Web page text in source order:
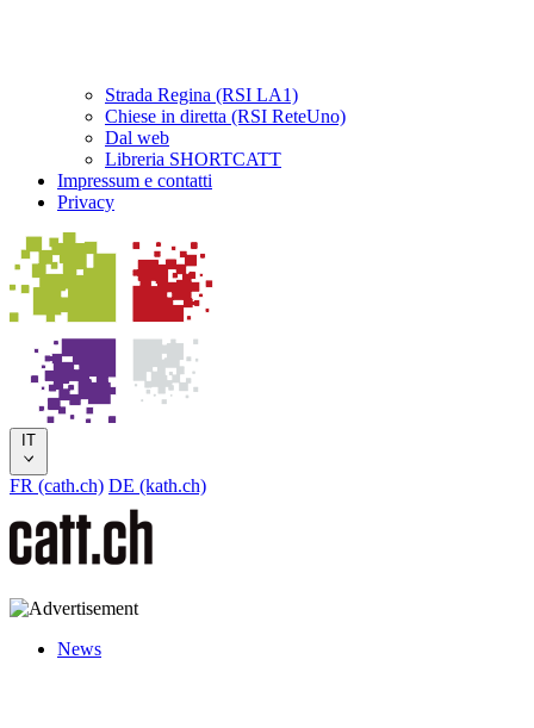
Strada Regina (RSI LA1)
Chiese in diretta (RSI ReteUno)
Dal web
Libreria SHORTCATT
Impressum e contatti
Privacy
IT
FR (cath.ch) DE (kath.ch)
News